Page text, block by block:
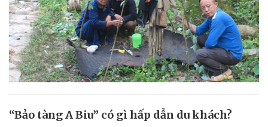
“Bảo tàng A Biu” có gì hấp dẫn du khách?